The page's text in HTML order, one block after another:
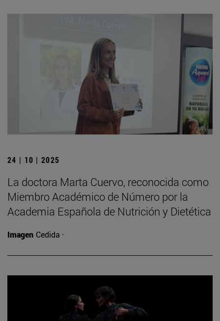
24 | 10 | 2025
La doctora Marta Cuervo, reconocida como
Miembro Académico de Número por la
Academia Española de Nutrición y Dietética
Imagen Cedida ·